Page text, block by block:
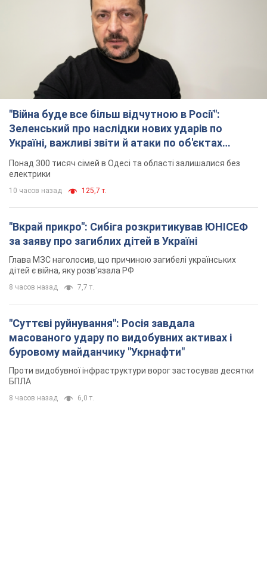
"Війна буде все більш відчутною в Росії":
Зеленський про наслідки нових ударів по
Україні, важливі звіти й атаки по об'єктах
ворога. Відео
Понад 300 тисяч сімей в Одесі та області залишалися без
електрики
10 часов назад 125,7 т.
"Вкрай прикро": Сибіга розкритикував ЮНІСЕФ
за заяву про загиблих дітей в Україні
Глава МЗС наголосив, що причиною загибелі українських
дітей є війна, яку розв'язала РФ
8 часов назад 7,7 т.
"Суттєві руйнування": Росія завдала
масованого удару по видобувних активах і
буровому майданчику "Укрнафти"
Проти видобувної інфраструктури ворог застосував десятки
БПЛА
8 часов назад 6,0 т.